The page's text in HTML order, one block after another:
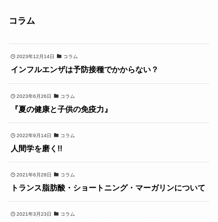
コラム
2023年12月14日 コラム
インフルエンザは予防接種でかからない？
2023年6月26日 コラム
『夏の健康と子供の免疫力』
2022年9月14日 コラム
人間学を磨く!!
2021年6月28日 コラム
トランス脂肪酸・ショートニング・マーガリンについて
2021年3月23日 コラム